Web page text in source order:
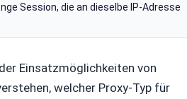
Session, die an dieselbe IP-Adresse
Einsatzmöglichkeiten von
welcher Proxy-Typ für